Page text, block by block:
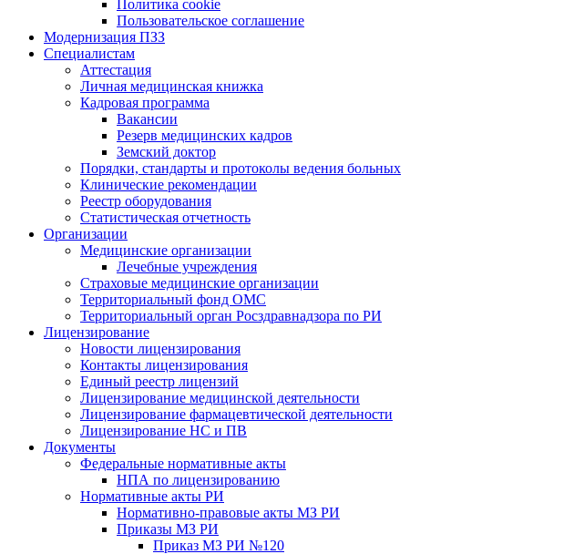
Политика cookie
Пользовательское соглашение
Модернизация ПЗЗ
Специалистам
Аттестация
Личная медицинская книжка
Кадровая программа
Вакансии
Резерв медицинских кадров
Земский доктор
Порядки, стандарты и протоколы ведения больных
Клинические рекомендации
Реестр оборудования
Статистическая отчетность
Организации
Медицинские организации
Лечебные учреждения
Страховые медицинские организации
Территориальный фонд ОМС
Территориальный орган Росздравнадзора по РИ
Лицензирование
Новости лицензирования
Контакты лицензирования
Единый реестр лицензий
Лицензирование медицинской деятельности
Лицензирование фармацевтической деятельности
Лицензирование НС и ПВ
Документы
Федеральные нормативные акты
НПА по лицензированию
Нормативные акты РИ
Нормативно-правовые акты МЗ РИ
Приказы МЗ РИ
Приказ МЗ РИ №120